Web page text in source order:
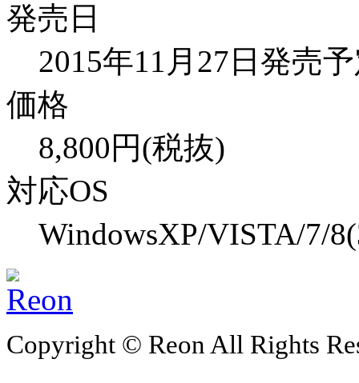
発売日
2015年11月27日発売
価格
8,800円(税抜)
対応OS
WindowsXP/VISTA/7/
Copyright © Reon All Rights